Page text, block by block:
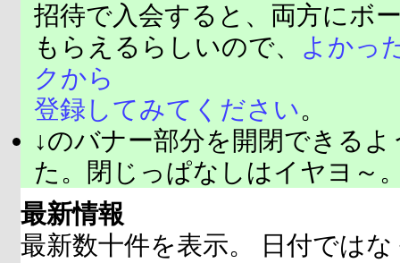
招待で入会すると、両方にボ
もらえるらしいので、
よかっ
クから
登録してみてください。
↓のバナー部分を開閉できる
た。閉じっぱなしはイヤヨ～
最新情報
最新数十件を表示。 日付では